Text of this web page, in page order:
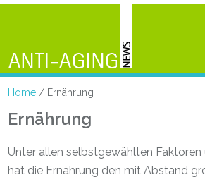
Home / Ernährung
Ernährung
Unter allen selbstgewählten Faktoren
hat die Ernährung den mit Abstand